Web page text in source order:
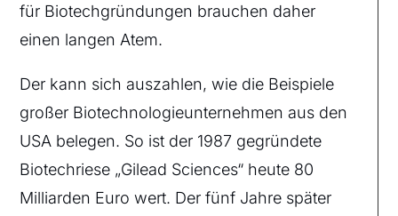
für Biotechgründungen brauchen daher
einen langen Atem.
Der kann sich auszahlen, wie die Beispiele
großer Biotechnologieunternehmen aus den
USA belegen. So ist der 1987 gegründete
Biotechriese „Gilead Sciences“ heute 80
Milliarden Euro wert. Der fünf Jahre später